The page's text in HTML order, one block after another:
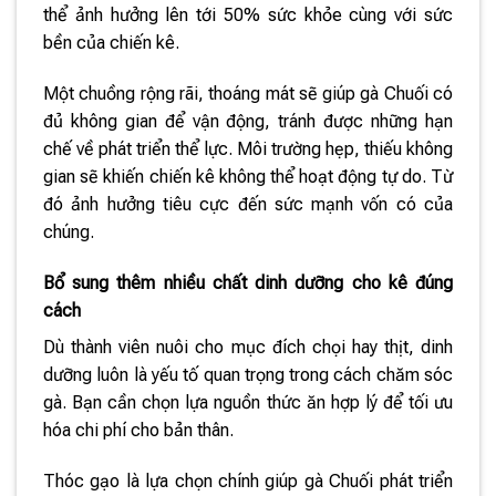
thể ảnh hưởng lên tới 50% sức khỏe cùng với sức
bền của chiến kê.
Một chuồng rộng rãi, thoáng mát sẽ giúp gà Chuối có
đủ không gian để vận động, tránh được những hạn
chế về phát triển thể lực. Môi trường hẹp, thiếu không
gian sẽ khiến chiến kê không thể hoạt động tự do. Từ
đó ảnh hưởng tiêu cực đến sức mạnh vốn có của
chúng.
Bổ sung thêm nhiều chất dinh dưỡng cho kê đúng
cách
Dù thành viên nuôi cho mục đích chọi hay thịt, dinh
dưỡng luôn là yếu tố quan trọng trong cách chăm sóc
gà. Bạn cần chọn lựa nguồn thức ăn hợp lý để tối ưu
hóa chi phí cho bản thân.
Thóc gạo là lựa chọn chính giúp gà Chuối phát triển